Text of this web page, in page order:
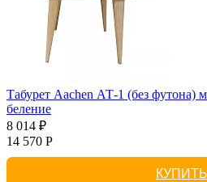
Табурет Aachen АТ-1 (без футона)
беление
8 014 ₽
14 570 Р
КУПИТЬ